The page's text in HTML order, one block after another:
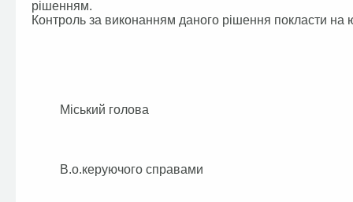
рішенням.
Контроль за виконанням даного рішення покласти на
Міський голова
В.о.керуючого справами